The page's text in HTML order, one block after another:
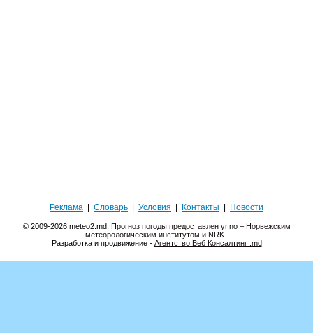
Реклама Словарь Условия Контакты Новости
© 2009-2026 meteo2.md. Прогноз погоды предоставлен yr.no – Норвежским
метеорологическим институтом и NRK
Разработка и продвижение - Агентство Веб Консалтинг .md